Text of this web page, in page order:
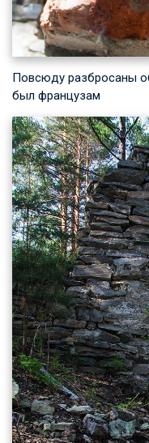
Повсюду разбросаны
был французам